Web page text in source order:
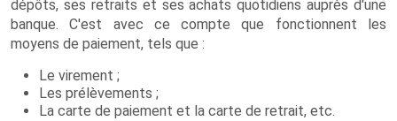
dépôts, ses retraits et ses achats quotidiens auprès d'une
banque. C'est avec ce compte que fonctionnent les
moyens de paiement, tels que :
Le virement ;
Les prélèvements ;
La carte de paiement et la carte de retrait, etc.